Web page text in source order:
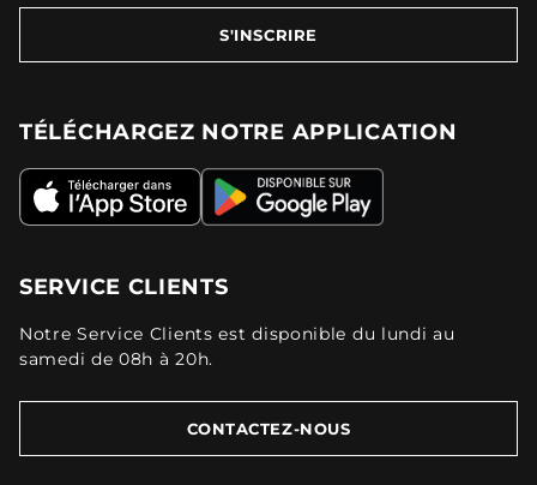
S'INSCRIRE
TÉLÉCHARGEZ NOTRE APPLICATION
SERVICE CLIENTS
Notre Service Clients est disponible du lundi au
samedi de 08h à 20h.
CONTACTEZ-NOUS